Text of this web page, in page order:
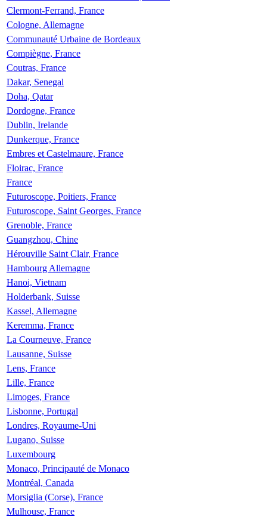
Clermont-Ferrand, France
Cologne, Allemagne
Communauté Urbaine de Bordeaux
Compiègne, France
Coutras, France
Dakar, Senegal
Doha, Qatar
Dordogne, France
Dublin, Irelande
Dunkerque, France
Embres et Castelmaure, France
Floirac, France
France
Futuroscope, Poitiers, France
Futuroscope, Saint Georges, France
Grenoble, France
Guangzhou, Chine
Hérouville Saint Clair, France
Hambourg Allemagne
Hanoi, Vietnam
Holderbank, Suisse
Kassel, Allemagne
Keremma, France
La Courneuve, France
Lausanne, Suisse
Lens, France
Lille, France
Limoges, France
Lisbonne, Portugal
Londres, Royaume-Uni
Lugano, Suisse
Luxembourg
Monaco, Principauté de Monaco
Montréal, Canada
Morsiglia (Corse), France
Mulhouse, France